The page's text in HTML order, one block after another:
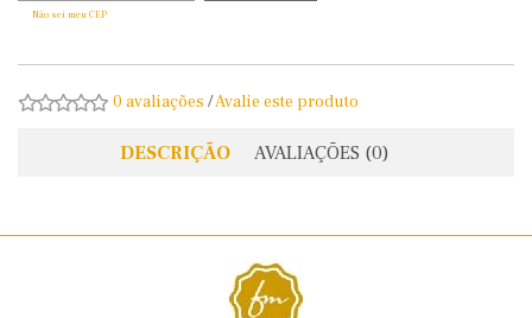
Não sei meu CEP
0 avaliações /Avalie este produto
DESCRIÇÃO AVALIAÇÕES (0)